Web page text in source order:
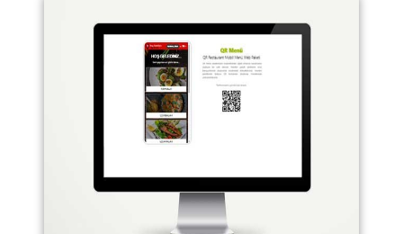
Henüz Hesabınız Yok mu?
Hemen Hesap Oluştur!